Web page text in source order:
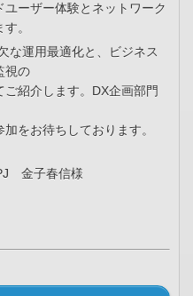
ーザー体験とネットワーク
。
な運用最適化と、ビジネス
視の
紹介します。DX企画部門
をお待ちしております。
金子春信様